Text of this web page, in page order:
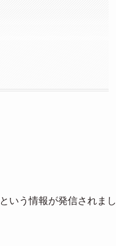
という情報が発信されまし